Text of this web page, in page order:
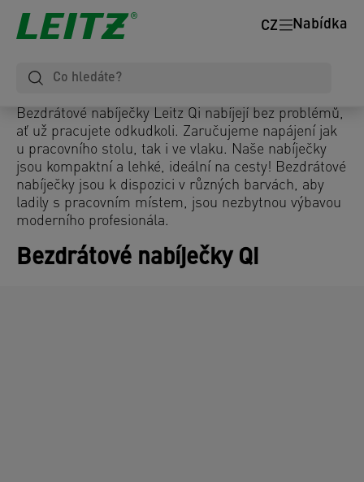
Nabídka
CZ
Bezdrátové nabíječky Leitz Qi nabíjejí bez problémů,
ať už pracujete odkudkoli. Zaručujeme napájení jak
u pracovního stolu, tak i ve vlaku. Naše nabíječky
jsou kompaktní a lehké, ideální na cesty! Bezdrátové
nabíječky jsou k dispozici v různých barvách, aby
ladily s pracovním místem, jsou nezbytnou výbavou
moderního profesionála.
Bezdrátové nabíječky Qi